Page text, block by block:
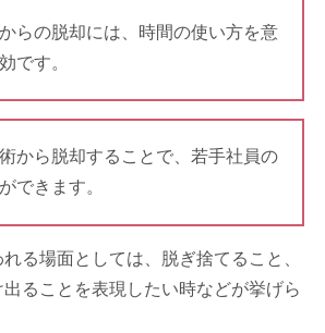
らの脱却には、時間の使い方を意
です。
から脱却することで、若手社員の
できます。
る場面としては、脱ぎ捨てること、
ることを表現したい時などが挙げら